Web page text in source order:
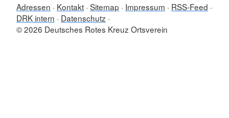
Adressen Kontakt Sitemap Impressum
RSS-Feed
DRK intern
Datenschutz
© 2026 Deutsches Rotes Kreuz Ortsverein